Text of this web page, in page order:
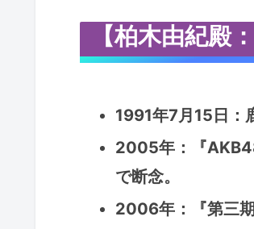
【柏木由紀殿
1991年7月15日：
2005年：『
で断念。
2006年：『第三